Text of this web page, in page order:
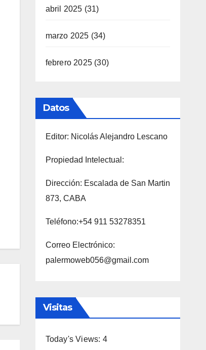
abril 2025 (31)
marzo 2025 (34)
febrero 2025(30)
Datos
Editor: Nicolás Alejandro Lescano
Propiedad Intelectual:
Dirección: Escalada de San Martin
873, CABA
Teléfono:+54 911 53278351
Correo Electrónico:
palermoweb056@gmail.com
Visitas
Today's Views: 4